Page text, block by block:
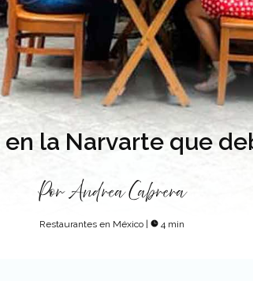
la Narvarte que
Por Andrea Cabrera
Restaurantes en México 4 min